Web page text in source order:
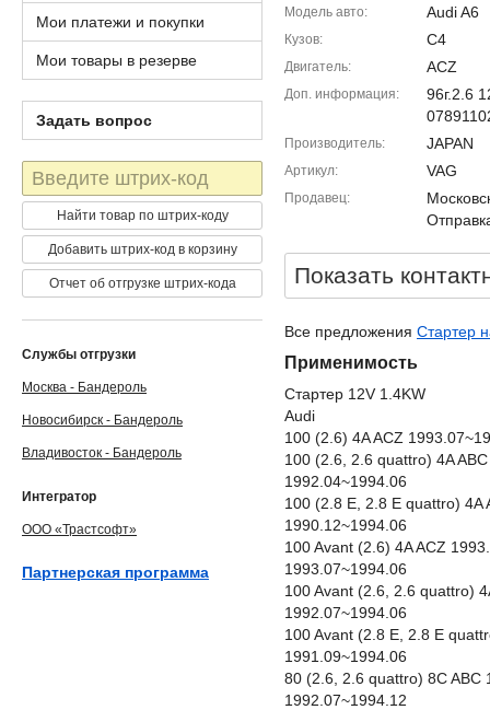
Модель авто Audi A6
Кузов C4
Двигатель ACZ
Доп. информация
96г.2.6
Производитель JAPAN
Артикул VAG
Продавец
Показать
Все предложения Стартер
Применимость
Стартер 12V 1.4KW
Audi
100 (2.6) 4A ACZ
100 (2.6, 2.6 quattro) 4A
1992.04~1994.06
100 (2.8 E, 2.8 E quattro) 4A
1990.12~1994.06
100 Avant (2.6) 4A ACZ
1993.07~1994.06
100 Avant (2.6, 2.6 quattro)
1992.07~1994.06
100 Avant (2.8 E, 2.8 E
1991.09~1994.06
80 (2.6, 2.6 quattro) 8C ABC
1992.07~1994.12
Мои платежи и покупки
Мои товары в резерве
Задать вопрос
Штрих-
код
Найти товар по штрих-коду
Добавить штрих-код в корзину
Отчет об отгрузке штрих-кода
Службы отгрузки
Москва - Бандероль
Новосибирск - Бандероль
Владивосток - Бандероль
Интегратор
ООО «Трастсофт»
Партнерская программа